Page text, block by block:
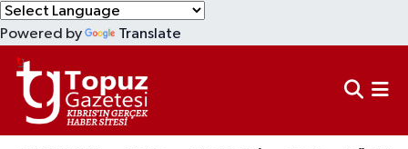
Powered by Translate
KIBRIS
DÜNYA
Lefkoşa Nöbetçi Eczaneler
Lefkoşa Hava Durumu